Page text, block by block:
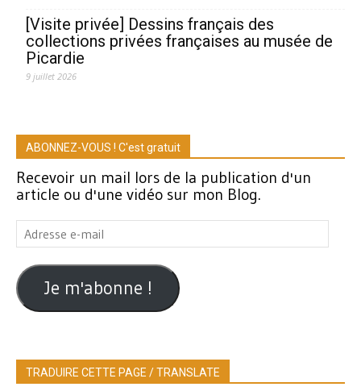
[Visite privée] Dessins français des
collections privées françaises au musée de
Picardie
9 juillet 2026
ABONNEZ-VOUS ! C'est gratuit
Recevoir un mail lors de la publication d'un
article ou d'une vidéo sur mon Blog.
Adresse
e-
mail
Je m'abonne !
TRADUIRE CETTE PAGE / TRANSLATE